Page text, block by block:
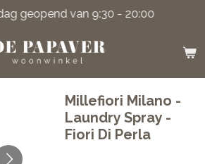
geopend van 9:30 - 20:00
Millefiori Milano -
Laundry Spray -
Fiori Di Perla